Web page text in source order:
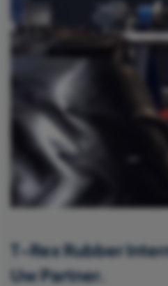
T-Rex Rubber
Uw Partner.